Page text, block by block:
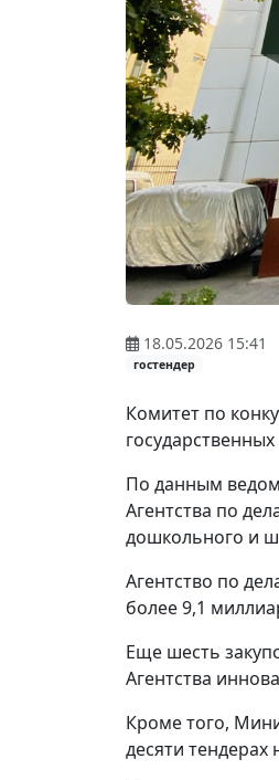
18.05.2026 15:41
гостендер
Комитет по
По данным
Агентства по
дошкольного и
Агентство по
более 9,1
Еще шесть
Агентства
Кроме того,
десяти